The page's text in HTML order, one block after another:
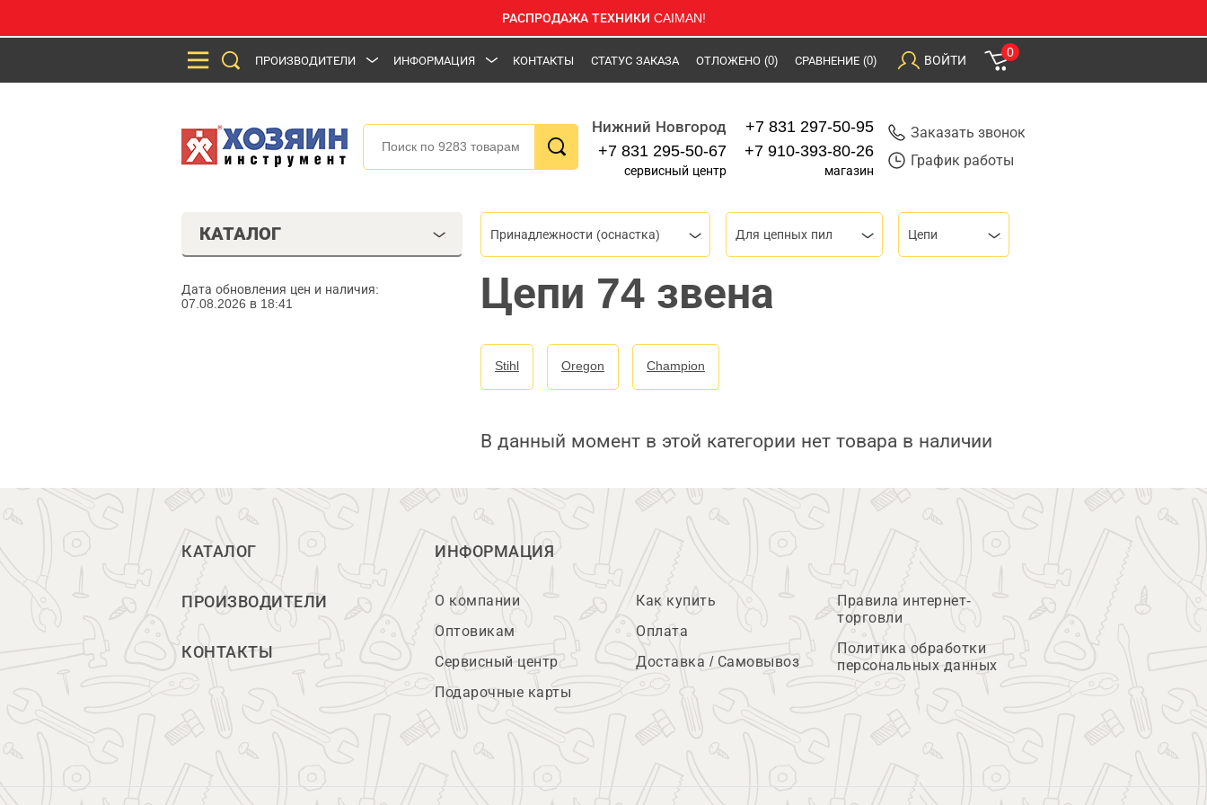
РАСПРОДАЖА ТЕХНИКИ CAIMAN!
ПРОИЗВОДИТЕЛИ ИНФОРМАЦИЯ КОНТАКТЫ СТАТУС ЗАКАЗА ОТЛОЖЕНО (0) СРАВНЕНИЕ (0) ВОЙТИ
0
Нижний Новгород
+7 831 295-50-67
сервисный центр
+7 831 297-50-95
+7 910-393-80-26
магазин
Заказать звонок
График работы
КАТАЛОГ
Дата обновления цен и наличия:
07.08.2026 в 18:41
Принадлежности (оснастка) Для цепных пил Цепи
Цепи 74 звена
Stihl Oregon Champion
В данный момент в этой категории нет товара в наличии
КАТАЛОГ
ПРОИЗВОДИТЕЛИ
КОНТАКТЫ
ИНФОРМАЦИЯ
О компании
Оптовикам
Сервисный центр
Подарочные карты
Как купить
Оплата
Доставка / Самовывоз
Правила интернет-
торговли
Политика обработки
персональных данных